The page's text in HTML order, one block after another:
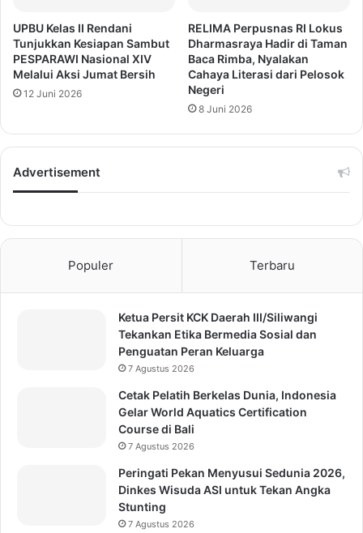
UPBU Kelas II Rendani
Tunjukkan Kesiapan Sambut
PESPARAWI Nasional XIV
Melalui Aksi Jumat Bersih
12 Juni 2026
RELIMA Perpusnas RI Lokus
Dharmasraya Hadir di Taman
Baca Rimba, Nyalakan
Cahaya Literasi dari Pelosok
Negeri
8 Juni 2026
Advertisement
Populer Terbaru
Ketua Persit KCK Daerah III/Siliwangi
Tekankan Etika Bermedia Sosial dan
Penguatan Peran Keluarga
7 Agustus 2026
Cetak Pelatih Berkelas Dunia, Indonesia
Gelar World Aquatics Certification
Course di Bali
7 Agustus 2026
Peringati Pekan Menyusui Sedunia 2026,
Dinkes Wisuda ASI untuk Tekan Angka
Stunting
7 Agustus 2026